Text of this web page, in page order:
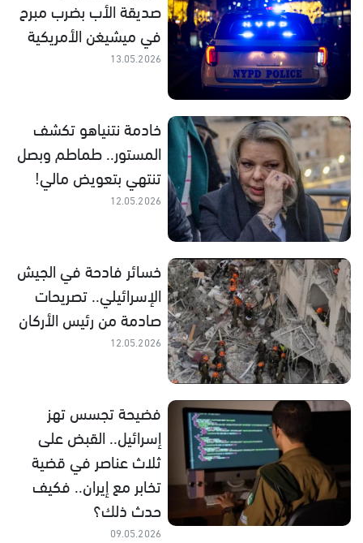
صديقة الأب بضرب مبرح
في ميشيغن الأمريكية
13.05.2026
خادمة نتنياهو تكشف
المستور.. طماطم وبصل
تنتهي بتعويض مالي!
12.05.2026
خسائر فادحة في الجيش
الإسرائيلي.. تصريحات
صادمة من رئيس الأركان
12.05.2026
فضيحة تجسس تهز
إسرائيل.. القبض على
ثلاث عناصر في قضية
تخابر مع إيران.. فكيف
حدث ذلك؟
09.05.2026